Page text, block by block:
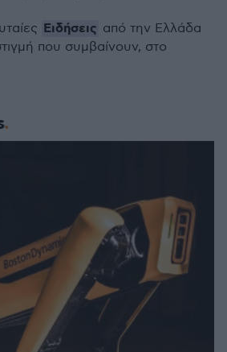
Ειδήσεις από την Ελλάδα
που συμβαίνουν, στο